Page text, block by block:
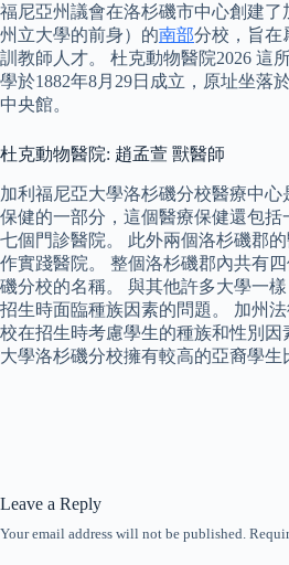
福尼亞州議會在洛杉磯市中心創建
州立大學的前身）的南部分校，旨在
訓教師人才。 杜克動物醫院2026 這
學於1882年8月29日成立，原址坐落
中央館。
杜克動物醫院: 趙孟萱 獸醫師
加利福尼亞大學洛杉磯分校醫療中
保健的一部分，這個醫療保健還包
七個門診醫院。 此外兩個洛杉磯郡
作實踐醫院。 整個洛杉磯郡內共有
磯分校的名稱。 與其他許多大學一
招生時面臨種族因素的問題。 加州
校在招生時考慮學生的種族和性別因
大學洛杉磯分校擁有較高的亞裔學生
Leave a Reply
Your email address will not be published.